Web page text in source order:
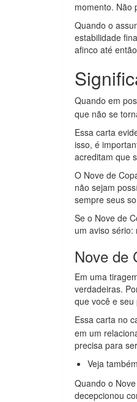
momento. Não
Quando o
estabilidade
afinco até
Quando em
que não se
Essa carta
isso, é
acreditam que
O Nove de
não sejam
sempre seus
Se o Nove de
um aviso
Nove de
Em uma
verdadeiras.
que você e
Essa carta no
em um
precisa para
Veja
Quando o
decepcionou